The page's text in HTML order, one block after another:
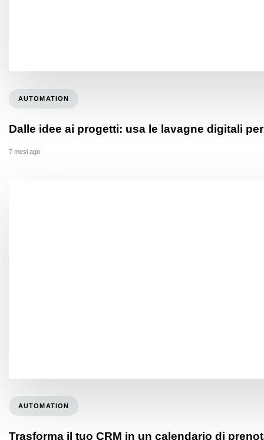
AUTOMATION
Dalle idee ai progetti: usa le lavagne digitali
7 mesi ago
AUTOMATION
Trasforma il tuo CRM in un calendario di